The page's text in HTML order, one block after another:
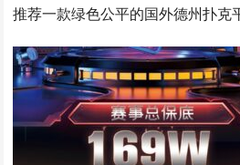
推荐一款绿色公平的国外德州扑克